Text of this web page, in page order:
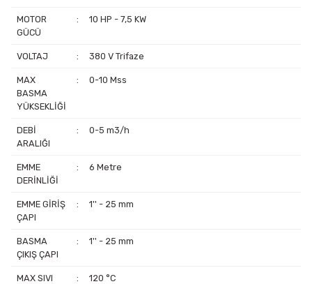
MOTOR
GÜCÜ
: 10 HP - 7,5 KW
VOLTAJ : 380 V Trifaze
MAX
BASMA
YÜKSEKLİĞİ
: 0-10 Mss
DEBİ
ARALIĞI
: 0-5 m3/h
EMME
DERİNLİĞİ
: 6 Metre
EMME GİRİŞ
ÇAPI
: 1'' - 25 mm
BASMA
ÇIKIŞ ÇAPI
: 1'' - 25 mm
MAX SIVI
: 120 °C